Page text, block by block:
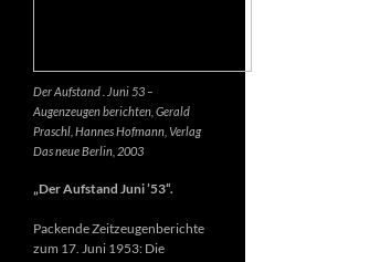
Der Aufstand . Juni 53 –
Augenzeugen berichten, Gerald
Praschl, Hannes Hofmann, Verlag
Das neue Berlin, 2003
„Der Aufstand Juni ’53“.
Packende Zeitzeugenberichte
zum 17. Juni 1953: Die